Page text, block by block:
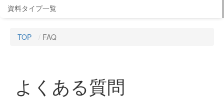
資料タイプ一覧
TOP FAQ
よくある質問